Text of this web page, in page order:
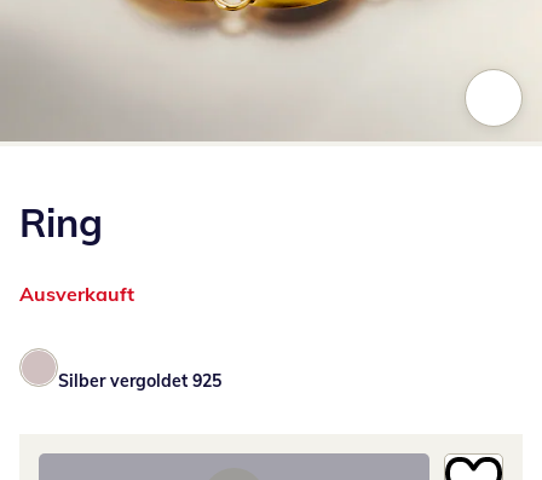
Ring
Ausverkauft
Silber vergoldet 925